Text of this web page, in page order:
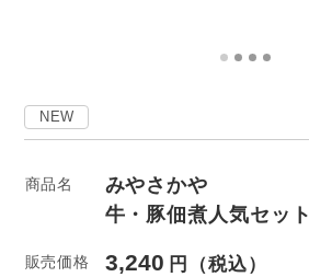
NEW
商品名
みやさかや
牛・豚佃煮人気セット
販売価格 3,240